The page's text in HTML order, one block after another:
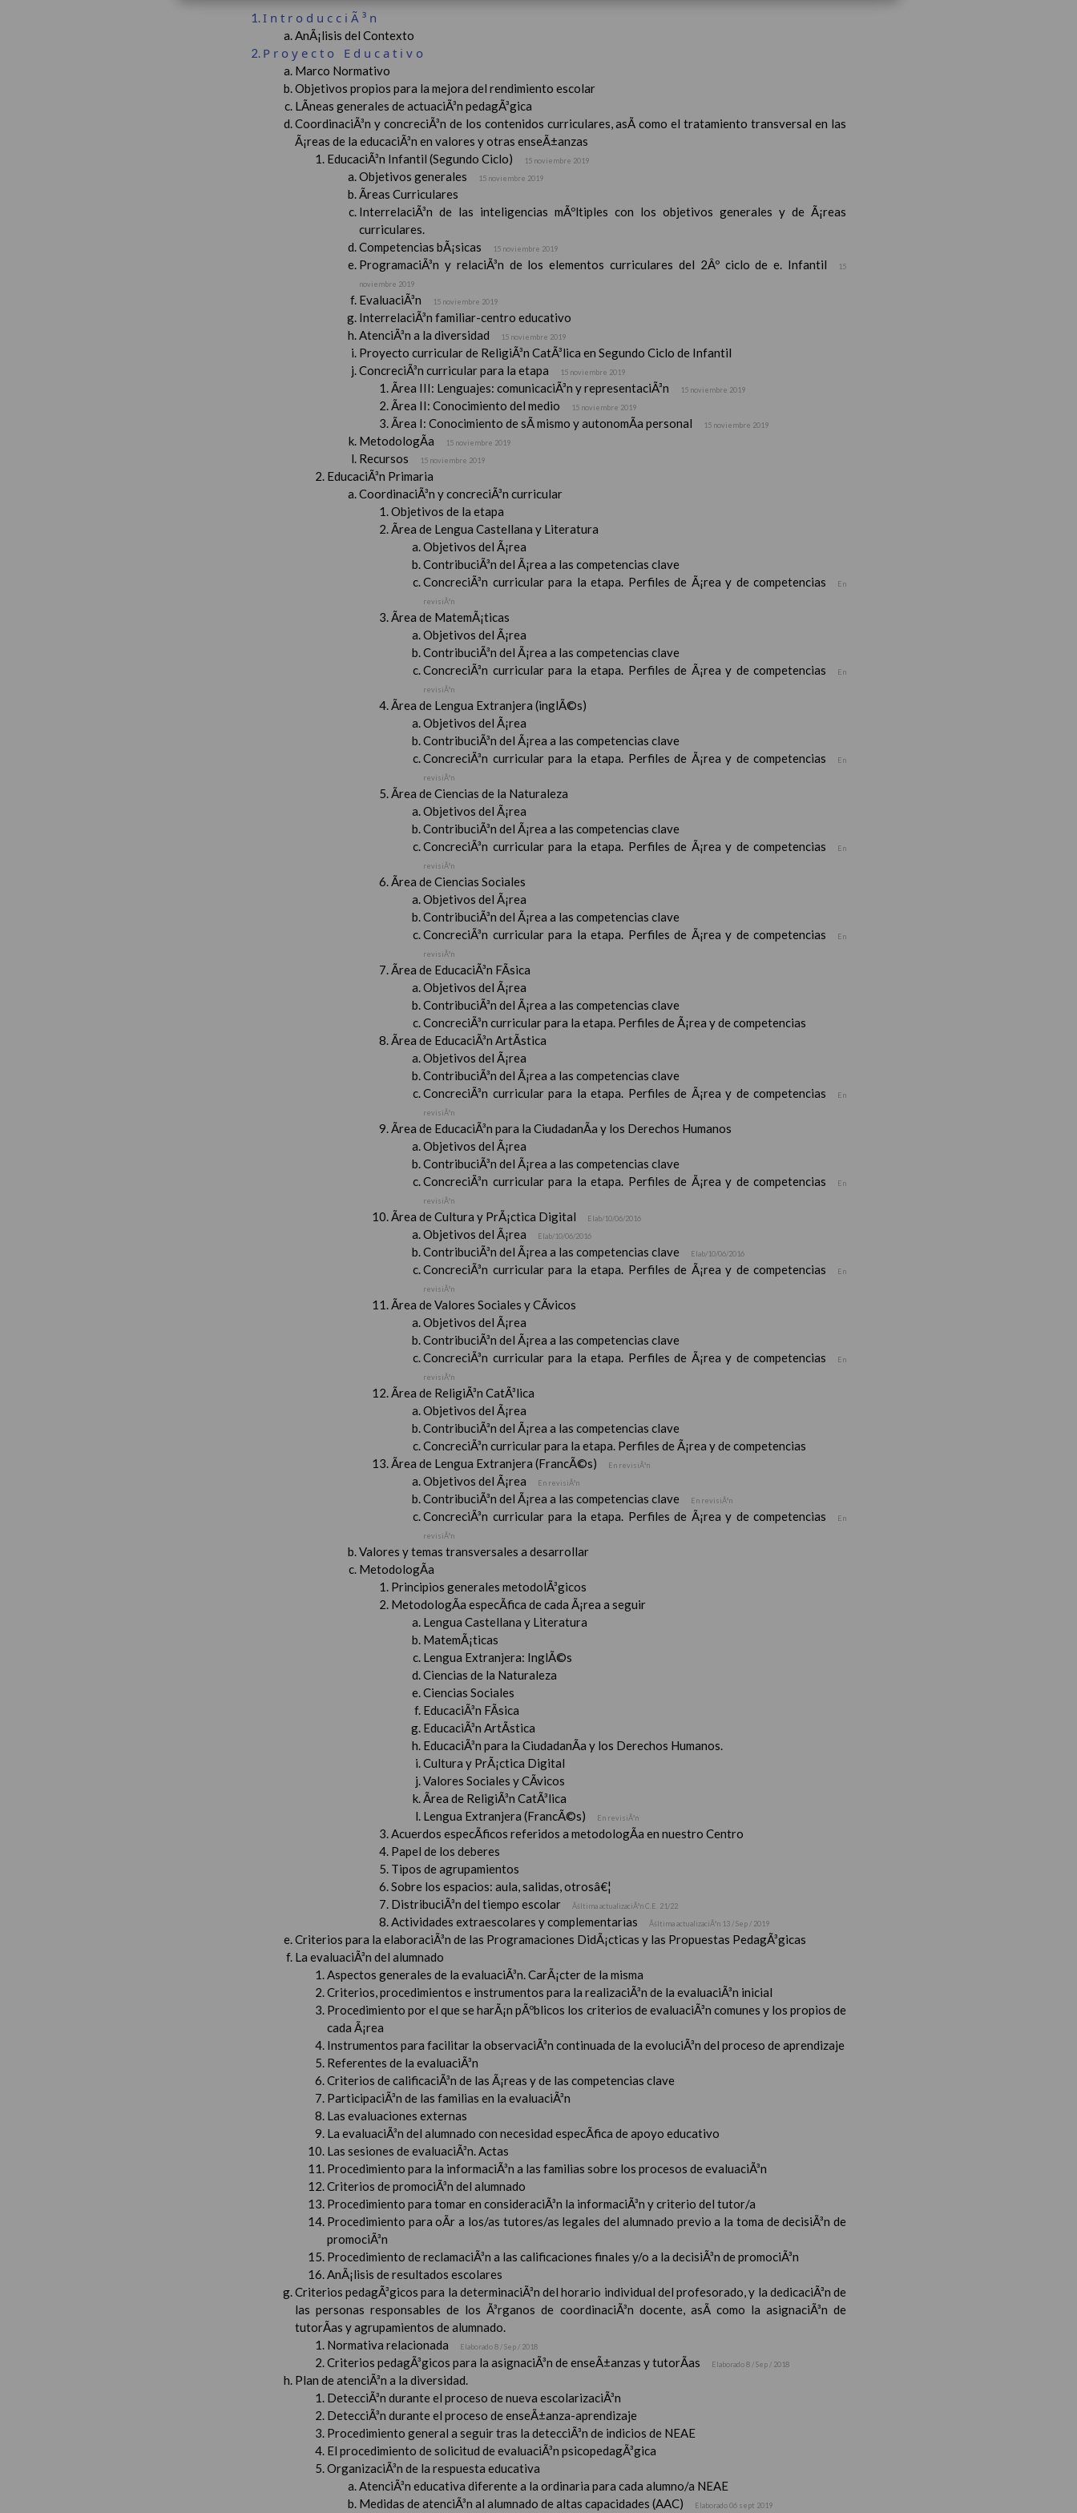
IntroducciÃ³n
AnÃ¡lisis del Contexto
Proyecto Educativo
Marco Normativo
Objetivos propios para la mejora del rendimiento escolar
LÃ­neas generales de actuaciÃ³n pedagÃ³gica
CoordinaciÃ³n y concreciÃ³n de los contenidos curriculares, asÃ­ como el tratamiento transversal en las
Ã¡reas de la educaciÃ³n en valores y otras enseÃ±anzas
EducaciÃ³n Infantil (Segundo Ciclo)
15 noviembre 2019
Objetivos generales 15 noviembre 2019
Ãreas Curriculares
InterrelaciÃ³n de las inteligencias mÃºltiples con los objetivos generales y de Ã¡reas
curriculares.
Competencias bÃ¡sicas
15 noviembre 2019
ProgramaciÃ³n y relaciÃ³n de los elementos curriculares del 2Âº ciclo de e. Infantil
15
noviembre 2019
EvaluaciÃ³n 15 noviembre 2019
InterrelaciÃ³n familiar-centro educativo
AtenciÃ³n a la diversidad
15 noviembre 2019
Proyecto curricular de ReligiÃ³n CatÃ³lica en Segundo Ciclo de Infantil
ConcreciÃ³n curricular para la etapa
15 noviembre 2019
Ãrea III: Lenguajes: comunicaciÃ³n y representaciÃ³n 15 noviembre 2019
Ãrea II: Conocimiento del medio 15 noviembre 2019
Ãrea I: Conocimiento de sÃ­ mismo y autonomÃ­a personal 15 noviembre 2019
MetodologÃ­a 15 noviembre 2019
Recursos 15 noviembre 2019
EducaciÃ³n Primaria
CoordinaciÃ³n y concreciÃ³n curricular
Objetivos de la etapa
Ãrea de Lengua Castellana y Literatura
Objetivos del Ã¡rea
ContribuciÃ³n del Ã¡rea a las competencias clave
ConcreciÃ³n curricular para la etapa. Perfiles de Ã¡rea y de competencias
En
revisiÃ³n
Ãrea de MatemÃ¡ticas
Objetivos del Ã¡rea
ContribuciÃ³n del Ã¡rea a las competencias clave
ConcreciÃ³n curricular para la etapa. Perfiles de Ã¡rea y de competencias
En
revisiÃ³n
Ãrea de Lengua Extranjera (inglÃ©s)
Objetivos del Ã¡rea
ContribuciÃ³n del Ã¡rea a las competencias clave
ConcreciÃ³n curricular para la etapa. Perfiles de Ã¡rea y de competencias
En
revisiÃ³n
Ãrea de Ciencias de la Naturaleza
Objetivos del Ã¡rea
ContribuciÃ³n del Ã¡rea a las competencias clave
ConcreciÃ³n curricular para la etapa. Perfiles de Ã¡rea y de competencias
En
revisiÃ³n
Ãrea de Ciencias Sociales
Objetivos del Ã¡rea
ContribuciÃ³n del Ã¡rea a las competencias clave
ConcreciÃ³n curricular para la etapa. Perfiles de Ã¡rea y de competencias
En
revisiÃ³n
Ãrea de EducaciÃ³n FÃ­sica
Objetivos del Ã¡rea
ContribuciÃ³n del Ã¡rea a las competencias clave
ConcreciÃ³n curricular para la etapa. Perfiles de Ã¡rea y de competencias
Ãrea de EducaciÃ³n ArtÃ­stica
Objetivos del Ã¡rea
ContribuciÃ³n del Ã¡rea a las competencias clave
ConcreciÃ³n curricular para la etapa. Perfiles de Ã¡rea y de competencias
En
revisiÃ³n
Ãrea de EducaciÃ³n para la CiudadanÃ­a y los Derechos Humanos
Objetivos del Ã¡rea
ContribuciÃ³n del Ã¡rea a las competencias clave
ConcreciÃ³n curricular para la etapa. Perfiles de Ã¡rea y de competencias
En
revisiÃ³n
Ãrea de Cultura y PrÃ¡ctica Digital Elab/10/06/2016
Objetivos del Ã¡rea Elab/10/06/2016
ContribuciÃ³n del Ã¡rea a las competencias clave Elab/10/06/2016
ConcreciÃ³n curricular para la etapa. Perfiles de Ã¡rea y de competencias
En
revisiÃ³n
Ãrea de Valores Sociales y CÃ­vicos
Objetivos del Ã¡rea
ContribuciÃ³n del Ã¡rea a las competencias clave
ConcreciÃ³n curricular para la etapa. Perfiles de Ã¡rea y de competencias
En
revisiÃ³n
Ãrea de ReligiÃ³n CatÃ³lica
Objetivos del Ã¡rea
ContribuciÃ³n del Ã¡rea a las competencias clave
ConcreciÃ³n curricular para la etapa. Perfiles de Ã¡rea y de competencias
Ãrea de Lengua Extranjera (FrancÃ©s)
En revisiÃ³n
Objetivos del Ã¡rea En revisiÃ³n
ContribuciÃ³n del Ã¡rea a las competencias clave En revisiÃ³n
ConcreciÃ³n curricular para la etapa. Perfiles de Ã¡rea y de competencias
En
revisiÃ³n
Valores y temas transversales a desarrollar
MetodologÃ­a
Principios generales metodolÃ³gicos
MetodologÃ­a especÃ­fica de cada Ã¡rea a seguir
Lengua Castellana y Literatura
MatemÃ¡ticas
Lengua Extranjera: InglÃ©s
Ciencias de la Naturaleza
Ciencias Sociales
EducaciÃ³n FÃ­sica
EducaciÃ³n ArtÃ­stica
EducaciÃ³n para la CiudadanÃ­a y los Derechos Humanos.
Cultura y PrÃ¡ctica Digital
Valores Sociales y CÃ­vicos
Ãrea de ReligiÃ³n CatÃ³lica
Lengua Extranjera (FrancÃ©s)
En revisiÃ³n
Acuerdos especÃ­ficos referidos a metodologÃ­a en nuestro Centro
Papel de los deberes
Tipos de agrupamientos
Sobre los espacios: aula, salidas, otrosâ€¦
DistribuciÃ³n del tiempo escolar
Ãšltima actualizaciÃ³n C.E. 21/22
Actividades extraescolares y complementarias Ãšltima actualizaciÃ³n 13 / Sep / 2019
Criterios para la elaboraciÃ³n de las Programaciones DidÃ¡cticas y las Propuestas PedagÃ³gicas
La evaluaciÃ³n del alumnado
Aspectos generales de la evaluaciÃ³n. CarÃ¡cter de la misma
Criterios, procedimientos e instrumentos para la realizaciÃ³n de la evaluaciÃ³n inicial
Procedimiento por el que se harÃ¡n pÃºblicos los criterios de evaluaciÃ³n comunes y los propios de
cada Ã¡rea
Instrumentos para facilitar la observaciÃ³n continuada de la evoluciÃ³n del proceso de aprendizaje
Referentes de la evaluaciÃ³n
Criterios de calificaciÃ³n de las Ã¡reas y de las competencias clave
ParticipaciÃ³n de las familias en la evaluaciÃ³n
Las evaluaciones externas
La evaluaciÃ³n del alumnado con necesidad especÃ­fica de apoyo educativo
Las sesiones de evaluaciÃ³n. Actas
Procedimiento para la informaciÃ³n a las familias sobre los procesos de evaluaciÃ³n
Criterios de promociÃ³n del alumnado
Procedimiento para tomar en consideraciÃ³n la informaciÃ³n y criterio del tutor/a
Procedimiento para oÃ­r a los/as tutores/as legales del alumnado previo a la toma de decisiÃ³n de
promociÃ³n
Procedimiento de reclamaciÃ³n a las calificaciones finales y/o a la decisiÃ³n de promociÃ³n
AnÃ¡lisis de resultados escolares
Criterios pedagÃ³gicos para la determinaciÃ³n del horario individual del profesorado, y la dedicaciÃ³n de
las personas responsables de los Ã³rganos de coordinaciÃ³n docente, asÃ­ como la asignaciÃ³n de
tutorÃ­as y agrupamientos de alumnado.
Normativa relacionada
Elaborado 8 / Sep / 2018
Criterios pedagÃ³gicos para la asignaciÃ³n de enseÃ±anzas y tutorÃ­as Elaborado 8 / Sep / 2018
Plan de atenciÃ³n a la diversidad.
DetecciÃ³n durante el proceso de nueva escolarizaciÃ³n
DetecciÃ³n durante el proceso de enseÃ±anza-aprendizaje
Procedimiento general a seguir tras la detecciÃ³n de indicios de NEAE
El procedimiento de solicitud de evaluaciÃ³n psicopedagÃ³gica
OrganizaciÃ³n de la respuesta educativa
AtenciÃ³n educativa diferente a la ordinaria para cada alumno/a NEAE
Medidas de atenciÃ³n al alumnado de altas capacidades (AAC)
Elaborado 06 sept 2019